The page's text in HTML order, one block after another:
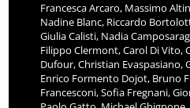
Francesca Arcaro, Massimo
Nadine Blanc, Riccardo
Giulia Calisti, Nadia
Filippo Clermont, Carol Di Vito,
Dufour, Christian Evaspasiano,
Enrico Formento Dojot, Bruno
Francesconi, Sofia Fregnani,